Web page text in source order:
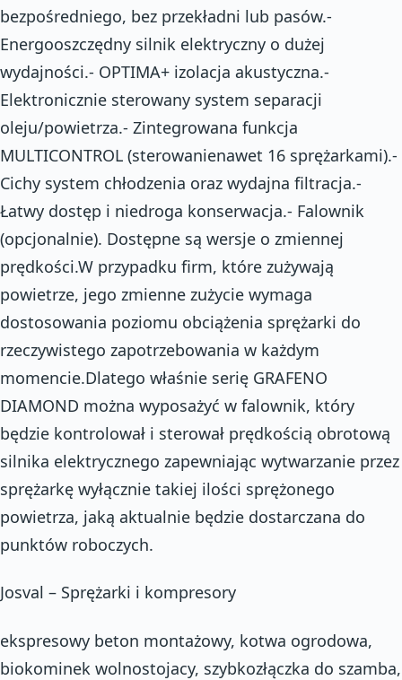
bezpośredniego, bez przekładni lub pasów.-
Energooszczędny silnik elektryczny o dużej
wydajności.- OPTIMA+ izolacja akustyczna.-
Elektronicznie sterowany system separacji
oleju/powietrza.- Zintegrowana funkcja
MULTICONTROL (sterowanienawet 16 sprężarkami).-
Cichy system chłodzenia oraz wydajna filtracja.-
Łatwy dostęp i niedroga konserwacja.- Falownik
(opcjonalnie). Dostępne są wersje o zmiennej
prędkości.W przypadku firm, które zużywają
powietrze, jego zmienne zużycie wymaga
dostosowania poziomu obciążenia sprężarki do
rzeczywistego zapotrzebowania w każdym
momencie.Dlatego właśnie serię GRAFENO
DIAMOND można wyposażyć w falownik, który
będzie kontrolował i sterował prędkością obrotową
silnika elektrycznego zapewniając wytwarzanie przez
sprężarkę wyłącznie takiej ilości sprężonego
powietrza, jaką aktualnie będzie dostarczana do
punktów roboczych.
Josval – Sprężarki i kompresory
ekspresowy beton montażowy, kotwa ogrodowa,
biokominek wolnostojacy, szybkozłączka do szamba,